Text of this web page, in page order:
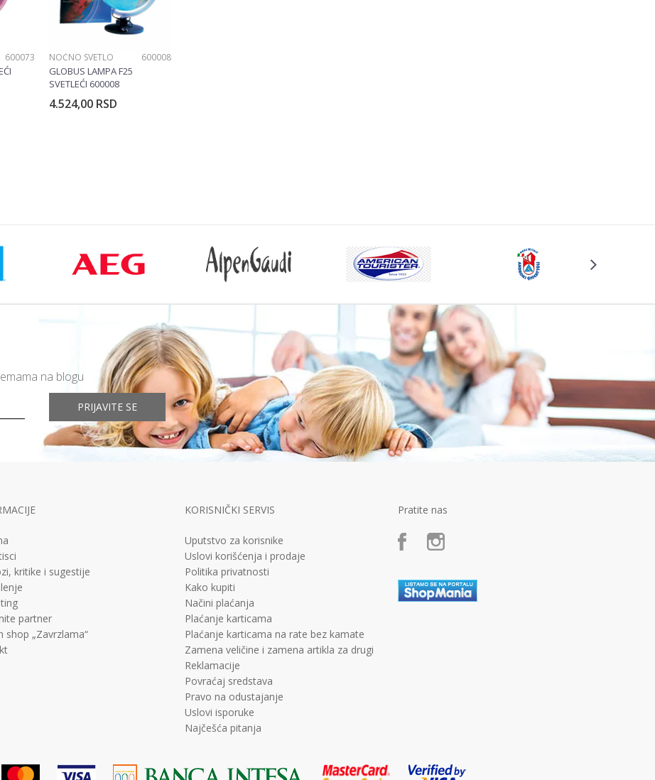
600073 NOĆNO SVETLO 600008
GLOBUS LAMPA F25
SVETLEĆI 600008
4.524,00 RSD
na blogu
PRIJAVITE SE
kritike i sugestije
partner
shop „Zavrzlama“
KORISNIČKI SERVIS
Uputstvo za korisnike
Uslovi korišćenja i prodaje
Politika privatnosti
Kako kupiti
Načini plaćanja
Plaćanje karticama
Plaćanje karticama na rate bez kamate
Zamena veličine i zamena artikla za drugi
Reklamacije
Povraćaj sredstava
Pravo na odustajanje
Uslovi isporuke
Najčešća pitanja
Pratite nas